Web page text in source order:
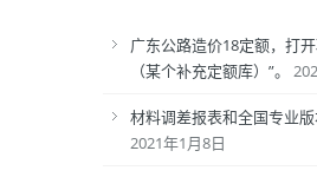
广东公路造价18定额，打
（某个补充定额库）”。
材料调差报表和全国专业
2021年1月8日